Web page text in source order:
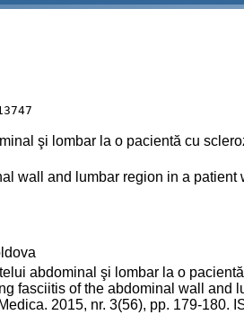
şi lombar la o pacientă cu
wall and lumbar region in a patient
abdominal şi lombar la o
fasciitis of the abdominal wall and
2015, nr. 3(56), pp. 179-180.